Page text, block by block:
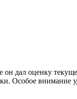
дал оценку
Особое внимание